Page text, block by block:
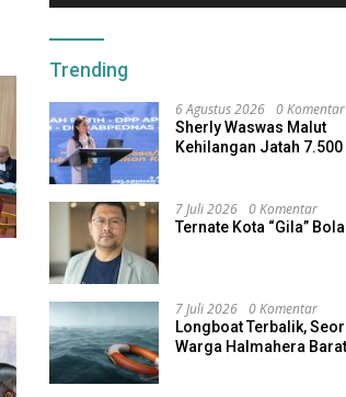
Maluku Utara Hilirisasi
Trending
6 Agustus 2026 0 Komentar
Sherly Waswas Malut
Kehilangan Jatah
7 Juli 2026 0 Komentar
Ternate Kota “Gila” Bola
7 Juli 2026 0 Komentar
Longboat Terbalik,
Warga Halmahera Barat